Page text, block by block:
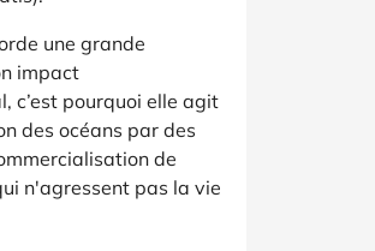
une grande
impact
c’est pourquoi elle agit
des océans par des
de
n'agressent pas la vie